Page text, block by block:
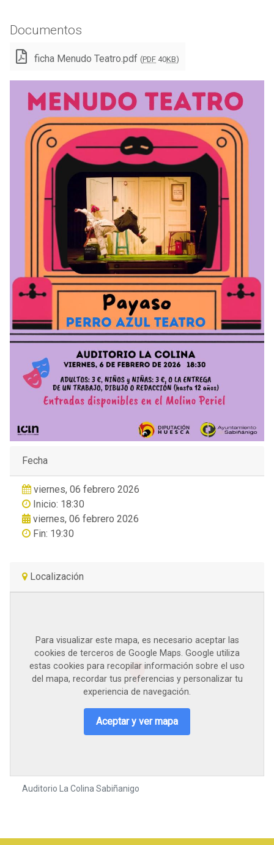
Documentos
ficha Menudo Teatro.pdf (PDF 40KB)
Fecha
viernes, 06 febrero 2026
Inicio: 18:30
viernes, 06 febrero 2026
Fin: 19:30
Localización
Para visualizar este mapa, es necesario aceptar las
cookies de terceros de Google Maps. Google utiliza
estas cookies para recopilar información sobre el uso
del mapa, recordar tus preferencias y personalizar tu
experiencia de navegación.
Aceptar y ver mapa
Auditorio La Colina Sabiñanigo